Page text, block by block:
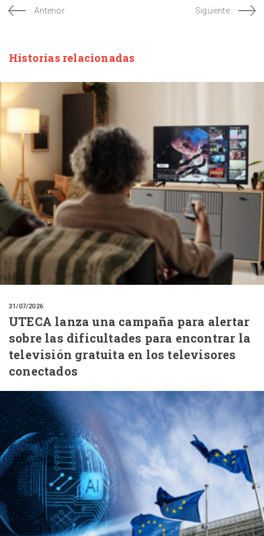
Anterior Siguiente
Historias relacionadas
31/07/2026
UTECA lanza una campaña para alertar
sobre las dificultades para encontrar la
televisión gratuita en los televisores
conectados